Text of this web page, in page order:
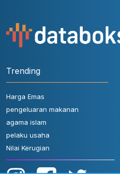
Trending
Harga Emas
pengeluaran makanan
agama islam
pelaku usaha
Nilai Kerugian